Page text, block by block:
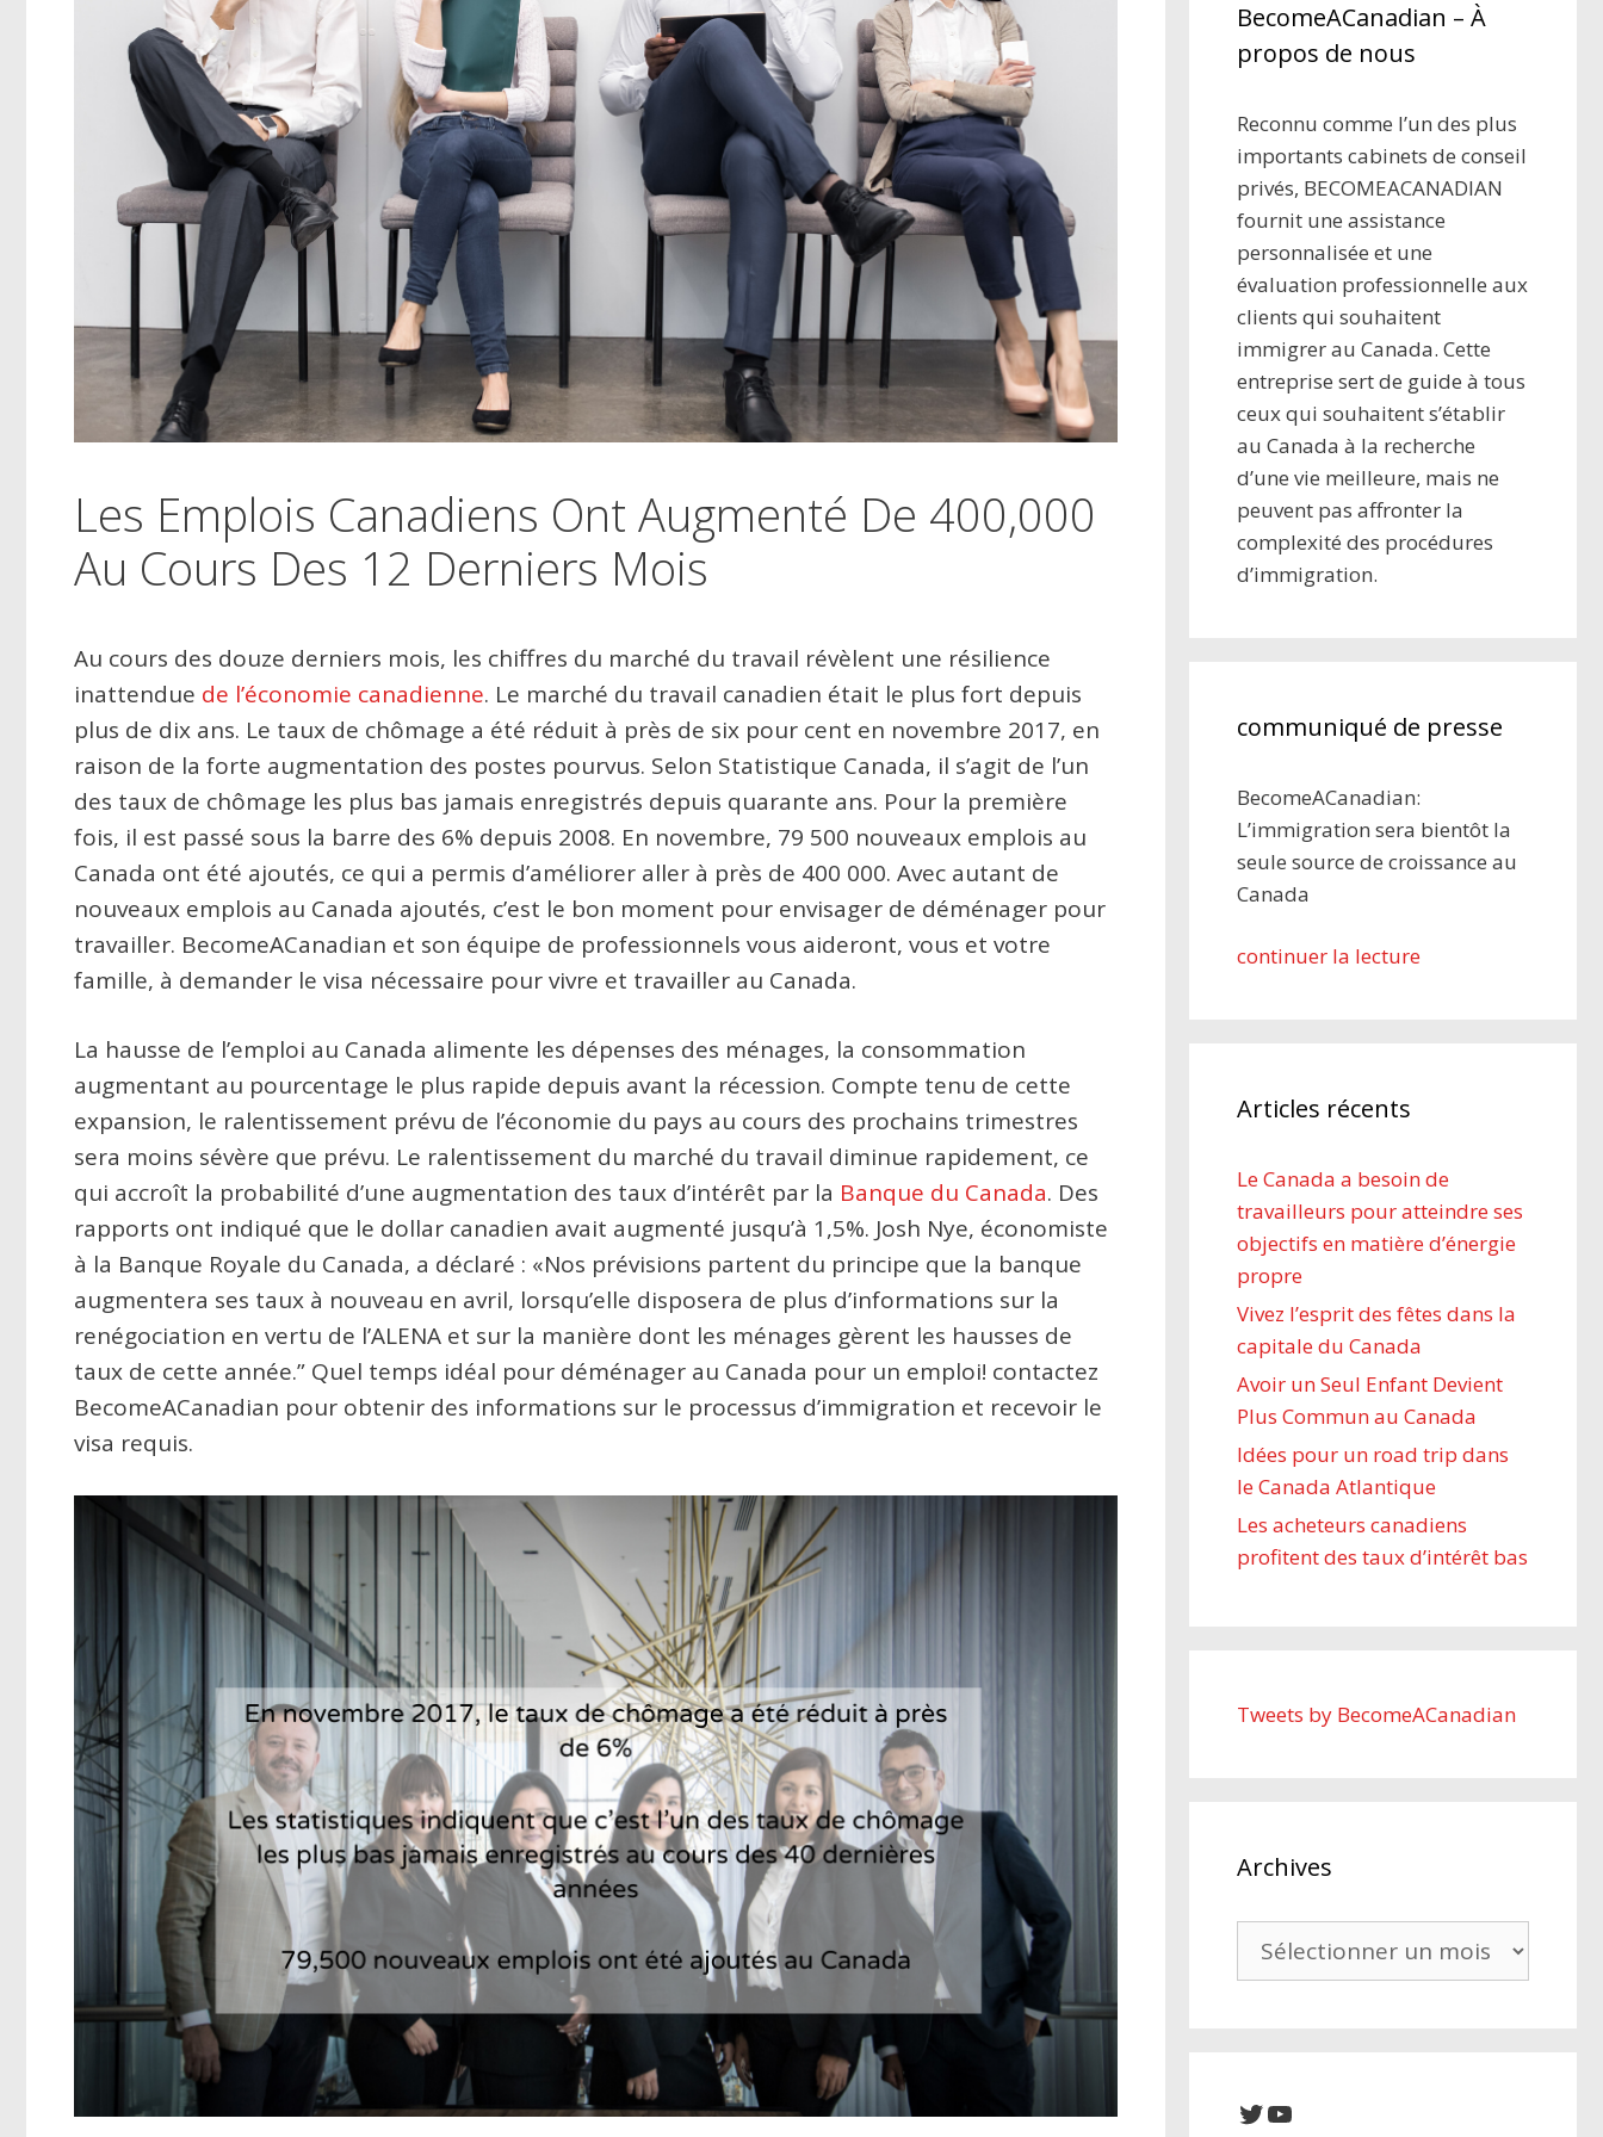
Les Emplois Canadiens Ont Augmenté De 400,000
Au Cours Des 12 Derniers Mois
Au cours des douze derniers mois, les chiffres du marché du travail révèlent une résilience
inattendue de l’économie canadienne. Le marché du travail canadien était le plus fort depuis
plus de dix ans. Le taux de chômage a été réduit à près de six pour cent en novembre 2017, en
raison de la forte augmentation des postes pourvus. Selon Statistique Canada, il s’agit de l’un
des taux de chômage les plus bas jamais enregistrés depuis quarante ans. Pour la première
fois, il est passé sous la barre des 6% depuis 2008. En novembre, 79 500 nouveaux emplois au
Canada ont été ajoutés, ce qui a permis d’améliorer aller à près de 400 000. Avec autant de
nouveaux emplois au Canada ajoutés, c’est le bon moment pour envisager de déménager pour
travailler. BecomeACanadian et son équipe de professionnels vous aideront, vous et votre
famille, à demander le visa nécessaire pour vivre et travailler au Canada.
La hausse de l’emploi au Canada alimente les dépenses des ménages, la consommation
augmentant au pourcentage le plus rapide depuis avant la récession. Compte tenu de cette
expansion, le ralentissement prévu de l’économie du pays au cours des prochains trimestres
sera moins sévère que prévu. Le ralentissement du marché du travail diminue rapidement, ce
qui accroît la probabilité d’une augmentation des taux d’intérêt par la Banque du Canada. Des
rapports ont indiqué que le dollar canadien avait augmenté jusqu’à 1,5%. Josh Nye, économiste
à la Banque Royale du Canada, a déclaré : «Nos prévisions partent du principe que la banque
augmentera ses taux à nouveau en avril, lorsqu’elle disposera de plus d’informations sur la
renégociation en vertu de l’ALENA et sur la manière dont les ménages gèrent les hausses de
taux de cette année.” Quel temps idéal pour déménager au Canada pour un emploi! contactez
BecomeACanadian pour obtenir des informations sur le processus d’immigration et recevoir le
visa requis.
BecomeACanadian – À
propos de nous
Reconnu comme l’un des plus
importants cabinets de conseil
privés, BECOMEACANADIAN
fournit une assistance
personnalisée et une
évaluation professionnelle aux
clients qui souhaitent
immigrer au Canada. Cette
entreprise sert de guide à tous
ceux qui souhaitent s’établir
au Canada à la recherche
d’une vie meilleure, mais ne
peuvent pas affronter la
complexité des procédures
d’immigration.
communiqué de presse
BecomeACanadian:
L’immigration sera bientôt la
seule source de croissance au
Canada
continuer la lecture
Articles récents
Le Canada a besoin de
travailleurs pour atteindre ses
objectifs en matière d’énergie
propre
Vivez l’esprit des fêtes dans la
capitale du Canada
Avoir un Seul Enfant Devient
Plus Commun au Canada
Idées pour un road trip dans
le Canada Atlantique
Les acheteurs canadiens
profitent des taux d’intérêt bas
Tweets by BecomeACanadian
Archives
Archives
Twitter
YouTube